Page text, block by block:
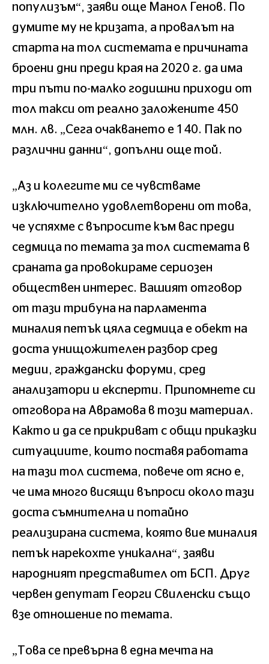
популизъм“, заяви още Манол Генов. По
думите му не кризата, а провалът на
старта на тол системата е причината
броени дни преди края на 2020 г. да има
три пъти по-малко годишни приходи от
тол такси от реално заложените 450
млн. лв. „Сега очакването е 140. Пак по
различни данни“, допълни още той.
„Аз и колегите ми се чувстваме
изключително удовлетворени от това,
че успяхме с въпросите към вас преди
седмица по темата за тол системата в
сраната да провокираме сериозен
обществен интерес. Вашият отговор
от тази трибуна на парламента
миналия петък цяла седмица е обект на
доста унищожителен разбор сред
медии, граждански форуми, сред
анализатори и експерти. Припомнете си
отговора на Аврамова в този материал.
Както и да се прикриват с общи приказки
ситуациите, които поставя работата
на тази тол система, повече от ясно е,
че има много висящи въпроси около тази
доста съмнителна и потайно
реализирана система, която вие миналия
петък нарекохте уникална“, заяви
народният представител от БСП. Друг
червен депутат Георги Свиленски също
взе отношение по темата.
„Това се превърна в една мечта на